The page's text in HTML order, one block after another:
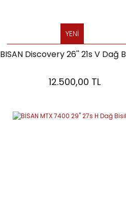
YENİ
BISAN Discovery 26'' 21s V Dağ
12.500,00 TL